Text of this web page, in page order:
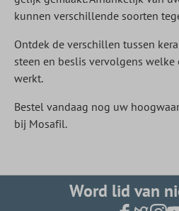
kunnen verschillende soorten
Ontdek de verschillen tussen
steen en beslis vervolgens
werkt.
Bestel vandaag nog uw
bij Mosafil.
Word lid van